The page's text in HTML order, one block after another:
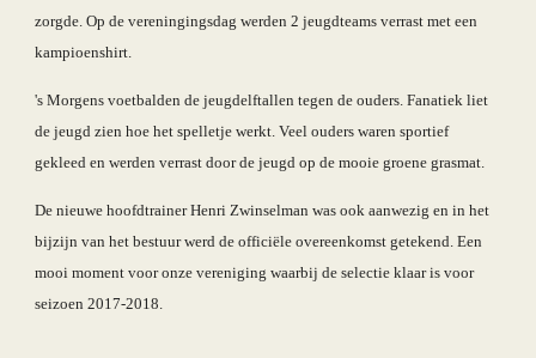
zorgde. Op de vereningingsdag werden 2 jeugdteams verrast met een
kampioenshirt.
's Morgens voetbalden de jeugdelftallen tegen de ouders. Fanatiek liet
de jeugd zien hoe het spelletje werkt. Veel ouders waren sportief
gekleed en werden verrast door de jeugd op de mooie groene grasmat.
De nieuwe hoofdtrainer Henri Zwinselman was ook aanwezig en in het
bijzijn van het bestuur werd de officiële overeenkomst getekend. Een
mooi moment voor onze vereniging waarbij de selectie klaar is voor
seizoen 2017-2018.